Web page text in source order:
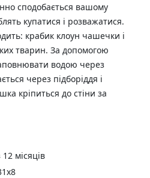
сподобається вашому
купатися і розважатися.
крабик клоун чашечки і
тварин. За допомогою
водою через
через підборіддя і
кріпиться до стіни за
місяців